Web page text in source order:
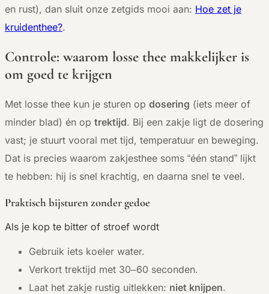
en rust), dan sluit onze zetgids mooi aan: Hoe zet je
kruidenthee?.
Controle: waarom losse thee makkelijker is
om goed te krijgen
Met losse thee kun je sturen op dosering (iets meer of
minder blad) én op trektijd. Bij een zakje ligt de dosering
vast; je stuurt vooral met tijd, temperatuur en beweging.
Dat is precies waarom zakjesthee soms “één stand” lijkt
te hebben: hij is snel krachtig, en daarna snel te veel.
Praktisch bijsturen zonder gedoe
Als je kop te bitter of stroef wordt
Gebruik iets koeler water.
Verkort trektijd met 30–60 seconden.
Laat het zakje rustig uitlekken: niet knijpen.